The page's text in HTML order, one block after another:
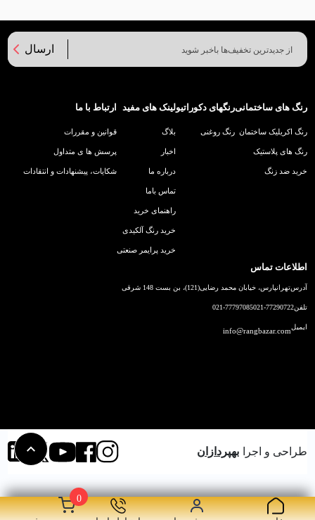
0
ارسال
رنگ های ساختمانی
رنگ اکریلیک ساختمان
رنگ های پلاستیک
خرید ضد زنگ
رنگهای دکوراتیو
رنگ روغنی
لینک های مفید
بلاگ
اخبار
درباره ما
تماس باما
راهنمای خرید
خرید رنگ آلکیدی
خرید پرایمر صنعتی
ارتباط با ما
قوانین و مقررات
پرسش ها ی متداول
شکایات، پیشنهادات و انتقادات
اطلاعات تماس
آدرستهرانپارس، خیابان محمد رضایی(121)، بن بست 148 شرقی
تلفن021-77290722
021-77797085
ایمیلinfo@rangbazar.com
طراحی و اجرا بهپردازان